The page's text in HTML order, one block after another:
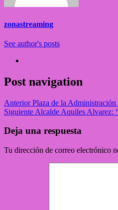
zonastreaming
See author's posts
Post navigation
AnteriorPlaza de la Administración
Siguiente Alcalde Aquiles Alvarez:
Deja una respuesta
Tu dirección de correo electrónico